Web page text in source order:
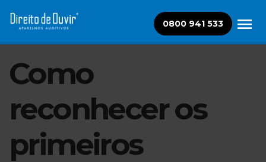
0800 941 533
Como
reconhecer os
primeiros